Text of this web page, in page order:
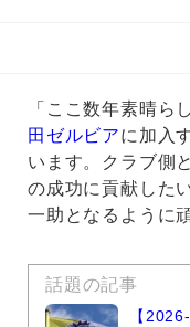
「ここ数年素晴ら
田ゼルビアに加入
います。クラブ側
の成功に貢献した
一助となるように
話題の記事
【